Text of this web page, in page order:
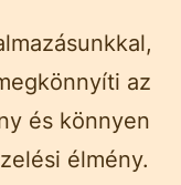
az
és könnyen
élmény.